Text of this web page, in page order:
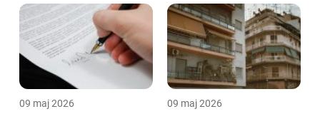
09 maj 2026 09 maj 2026